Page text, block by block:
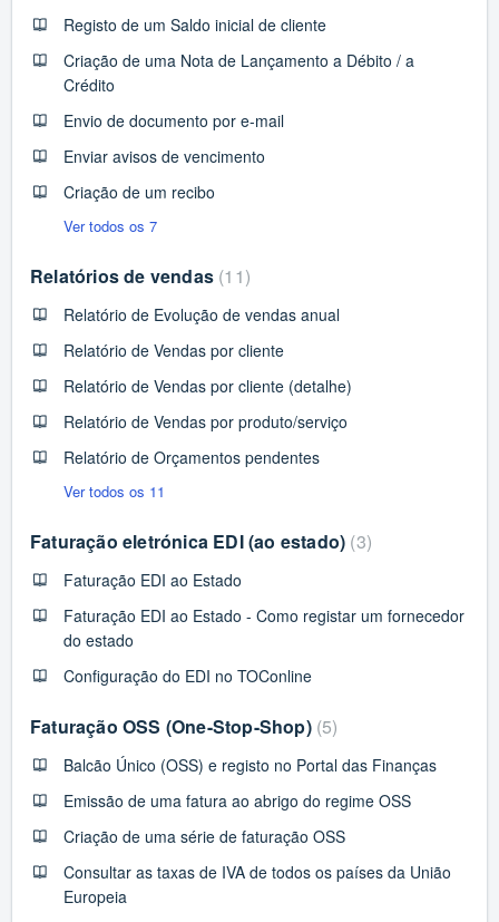
Registo de um Saldo inicial de cliente
Criação de uma Nota de Lançamento a Débito / a
Crédito
Envio de documento por e-mail
Enviar avisos de vencimento
Criação de um recibo
Ver todos os 7
Relatórios de vendas 11
Relatório de Evolução de vendas anual
Relatório de Vendas por cliente
Relatório de Vendas por cliente (detalhe)
Relatório de Vendas por produto/serviço
Relatório de Orçamentos pendentes
Ver todos os 11
Faturação eletrónica EDI (ao estado) 3
Faturação EDI ao Estado
Faturação EDI ao Estado - Como registar um fornecedor
do estado
Configuração do EDI no TOConline
Faturação OSS (One-Stop-Shop) 5
Balcão Único (OSS) e registo no Portal das Finanças
Emissão de uma fatura ao abrigo do regime OSS
Criação de uma série de faturação OSS
Consultar as taxas de IVA de todos os países da União
Europeia